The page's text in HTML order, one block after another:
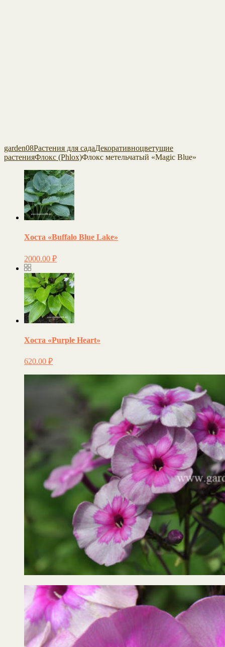
garden08Растения для садаДекоративноцветущие
растенияФлокс (Phlox)Флокс метельчатый «Magic Blue»
Хоста «Buffalo Blue Lake»
2000.00 ₽
Хоста «Purple Heart»
620.00 ₽